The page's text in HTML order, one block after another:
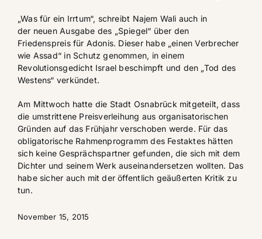
„Was für ein Irrtum“, schreibt Najem Wali auch in
der neuen Ausgabe des „Spiegel“ über den
Friedenspreis für Adonis. Dieser habe „einen Verbrecher
wie Assad“ in Schutz genommen, in einem
Revolutionsgedicht Israel beschimpft und den „Tod des
Westens“ verkündet.
Am Mittwoch hatte die Stadt Osnabrück mitgeteilt, dass
die umstrittene Preisverleihung aus organisatorischen
Gründen auf das Frühjahr verschoben werde. Für das
obligatorische Rahmenprogramm des Festaktes hätten
sich keine Gesprächspartner gefunden, die sich mit dem
Dichter und seinem Werk auseinandersetzen wollten. Das
habe sicher auch mit der öffentlich geäußerten Kritik zu
tun.
November 15, 2015